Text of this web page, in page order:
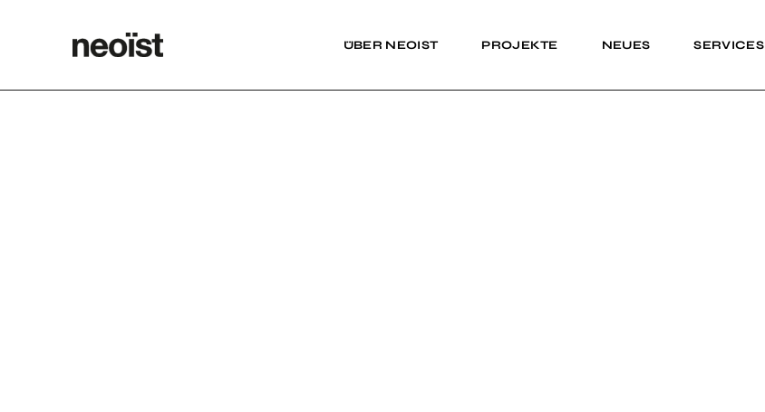
ÜBER NEOIST PROJEKTE NEUES SERVICES